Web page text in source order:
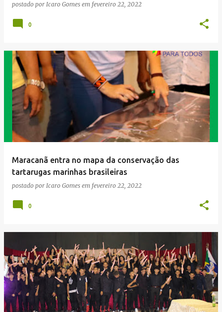
postado por Icaro Gomes em fevereiro 22, 2022
0
Maracanã entra no mapa da conservação das
tartarugas marinhas brasileiras
postado por Icaro Gomes em fevereiro 22, 2022
0